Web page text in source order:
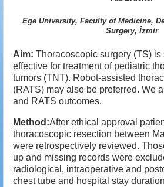
Ege University, Faculty of Medicine,
Surgery, İzmir
Aim: Thoracoscopic surgery (TS) is
effective for treatment of pediatric
tumors (TNT). Robot-assisted
(RATS) may also be preferred. We
and RATS outcomes.
Method:After ethical approval
thoracoscopic resection between
were retrospectively reviewed.
up and missing records were
radiological, intraoperative and
chest tube and hospital stay